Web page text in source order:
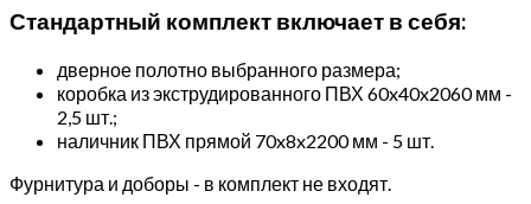
Стандартный комплект включает в себя:
дверное полотно выбранного размера;
коробка из экструдированного ПВХ 60x40x2060 мм -
2,5 шт.;
наличник ПВХ прямой 70x8x2200 мм - 5 шт.
Фурнитура и доборы - в комплект не входят.